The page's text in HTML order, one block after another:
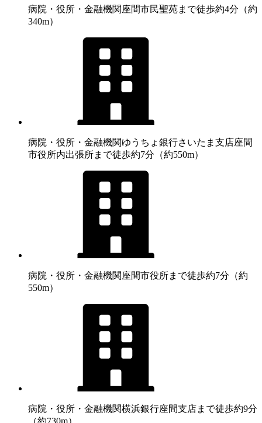
病院・役所・金融機関 座間市民聖苑まで徒歩約4分（約
340m）
病院・役所・金融機関ゆうちょ銀行さいたま支店座間
市役所内出張所まで徒歩約7分（約550m）
病院・役所・金融機関 座間市役所まで徒歩約7分（約
550m）
病院・役所・金融機関横浜銀行座間支店まで徒歩約9分
（約730m）